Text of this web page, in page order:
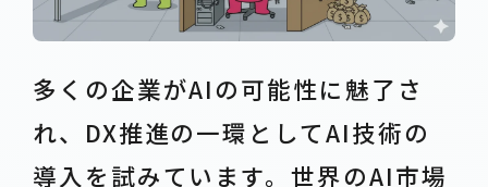
多くの企業がAIの可能性に魅了さ
れ、DX推進の一環としてAI技術の
導入を試みています。世界のAI市場